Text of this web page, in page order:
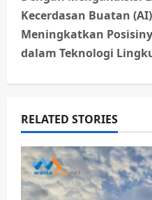
n
a
v
i
g
a
Kecerdasan Buatan
Meningkatkan
dalam Teknologi
RELATED STORIES